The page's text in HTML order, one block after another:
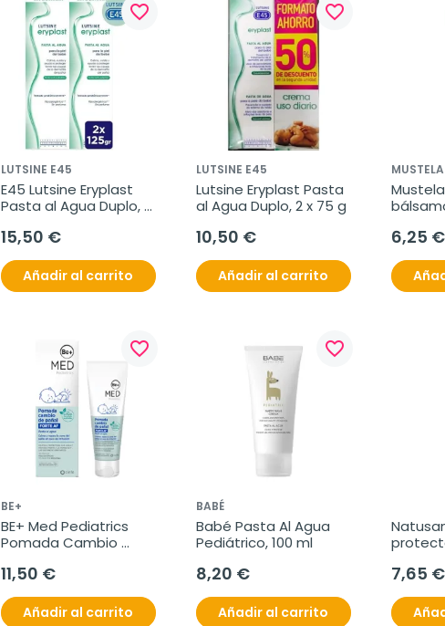
favorite_border
LUTSINE E45
E45 Lutsine Eryplast
Pasta al Agua Duplo,
15,50 €
Añadir al carrito
favorite_border
LUTSINE E45
Lutsine Eryplast Pasta
al Agua Duplo, 2 x 75 g
10,50 €
Añadir al carrito
MUSTELA
6,25 €
favorite_border
BE+
BE+ Med Pediatrics
Pomada Cambio
11,50 €
Añadir al carrito
favorite_border
BABÉ
Babé Pasta Al Agua
Pediátrico, 100 ml
8,20 €
Añadir al carrito
7,65 €